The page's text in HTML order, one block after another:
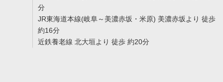
分
JR東海道本線(岐阜～美濃赤坂・米原) 美濃赤坂より 徒歩
約16分
近鉄養老線 北大垣より 徒歩 約20分